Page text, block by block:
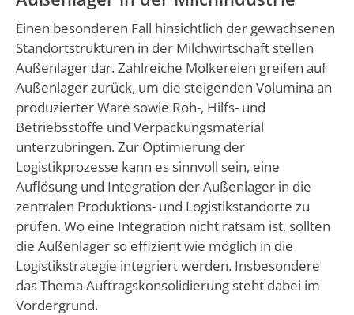
Einen besonderen Fall hinsichtlich der gewachsenen
Standortstrukturen in der Milchwirtschaft stellen
Außenlager dar. Zahlreiche Molkereien greifen auf
Außenlager zurück, um die steigenden Volumina an
produzierter Ware sowie Roh-, Hilfs- und
Betriebsstoffe und Verpackungsmaterial
unterzubringen. Zur Optimierung der
Logistikprozesse kann es sinnvoll sein, eine
Auflösung und Integration der Außenlager in die
zentralen Produktions- und Logistikstandorte zu
prüfen. Wo eine Integration nicht ratsam ist, sollten
die Außenlager so effizient wie möglich in die
Logistikstrategie integriert werden. Insbesondere
das Thema Auftragskonsolidierung steht dabei im
Vordergrund.